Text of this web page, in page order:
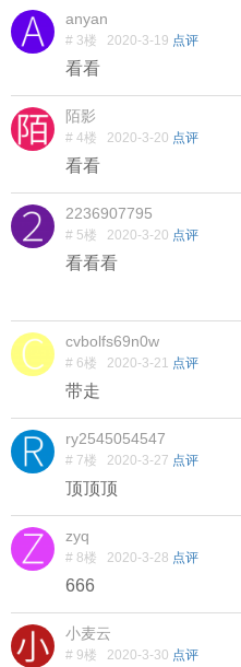
anyan
# 3楼 2020-3-19 点评
看看
陌影
# 4楼 2020-3-20 点评
看看
2236907795
# 5楼 2020-3-20 点评
看看看
cvbolfs69n0w
# 6楼 2020-3-21 点评
带走
ry2545054547
# 7楼 2020-3-27 点评
顶顶顶
zyq
# 8楼 2020-3-28 点评
666
小麦云
# 9楼 2020-3-30 点评